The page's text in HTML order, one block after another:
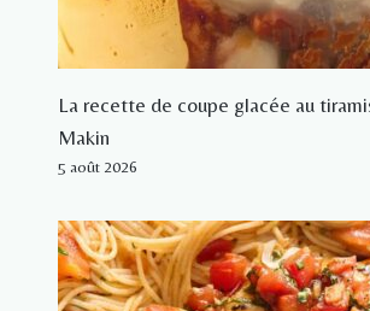
La recette de coupe glacée au
Makin
5 août 2026